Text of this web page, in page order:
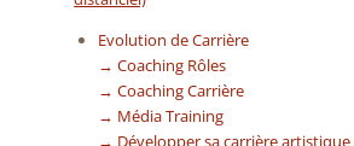
Evolution de Carrière
→ Coaching Rôles
→ Coaching Carrière
→ Média Training
→ Développer sa carrière